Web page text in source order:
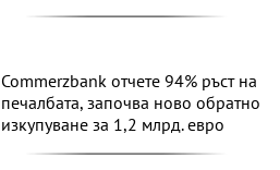
Commerzbank отчете 94% ръст на
печалбата, започва ново обратно
изкупуване за 1,2 млрд. евро